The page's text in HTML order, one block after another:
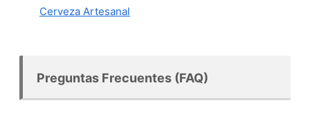
Cerveza Artesanal
Preguntas Frecuentes (FAQ)